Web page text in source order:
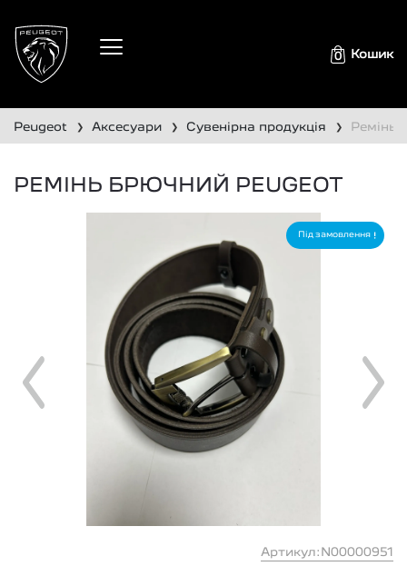
0 Кошик
peugeot ❯ аксесуари ❯ сувенірна продукція ❯
РЕМІНЬ БРЮЧНИЙ PEUGEOT
Під замовлення
Артикул:N00000951